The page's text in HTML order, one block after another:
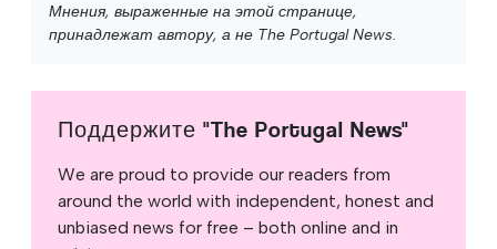
Мнения, выраженные на этой странице,
принадлежат автору, а не The Portugal News.
Поддержите "The Portugal News"
We are proud to provide our readers from
around the world with independent, honest and
unbiased news for free – both online and in